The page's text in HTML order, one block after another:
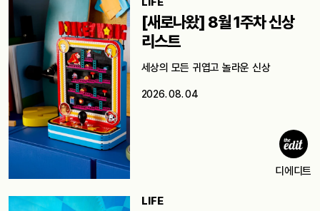
[새로나왔] 8월 1주차 신상
리스트
세상의 모든 귀엽고 놀라운 신상
2026. 08. 04
디에디트
LIFE